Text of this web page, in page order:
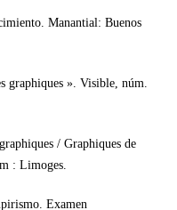
Manantial: Buenos
graphiques ». Visible, núm.
/ Graphiques de
: Limoges.
Examen